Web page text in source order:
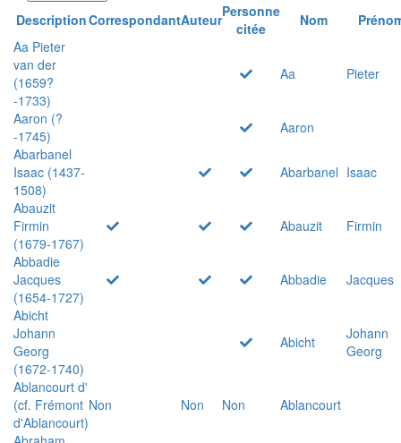
DescriptionCorrespondantAuteurPersonne
citée
Nom
Aa Pieter
van der
(1659?
-1733)
Aa Pieter
Aaron (?
-1745)
Aaron
Abarbanel
Isaac (1437-
1508)
Abarbanel Isaac
Abauzit
Firmin
(1679-1767)
Abauzit
Firmin
Abbadie
Jacques
(1654-1727)
Abbadie
Jacques
Abicht
Johann
Georg
(1672-1740)
Abicht
Johann
Georg
Ablancourt d'
(cf. Frémont
d'Ablancourt)
Non Non Non
Ablancourt